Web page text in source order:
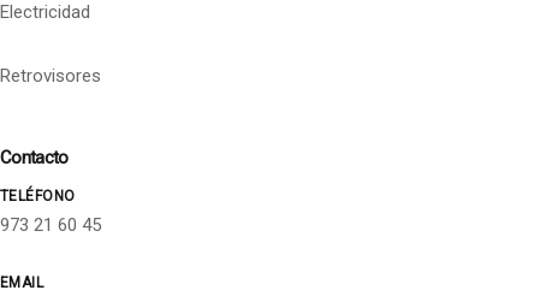
Electricidad
Retrovisores
Contacto
TELÉFONO
973 21 60 45
EMAIL